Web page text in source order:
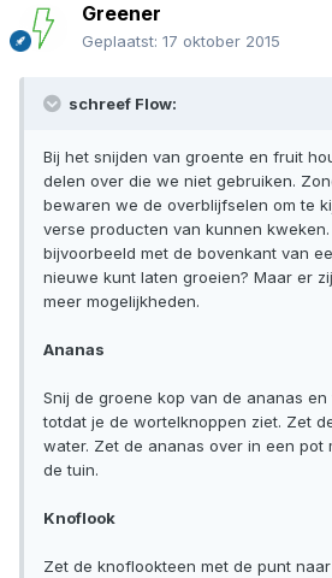
Greener
Geplaatst: 17 oktober 2015
schreef Flow:
Bij het snijden van groente en fruit
delen over die we niet gebruiken.
bewaren we de overblijfselen om te
verse producten van kunnen
bijvoorbeeld met de bovenkant van
nieuwe kunt laten groeien? Maar er
meer mogelijkheden.
Ananas
Snij de groene kop van de ananas
totdat je de wortelknoppen ziet. Zet
water. Zet de ananas over in een pot
de tuin.
Knoflook
Zet de knoflookteen met de punt